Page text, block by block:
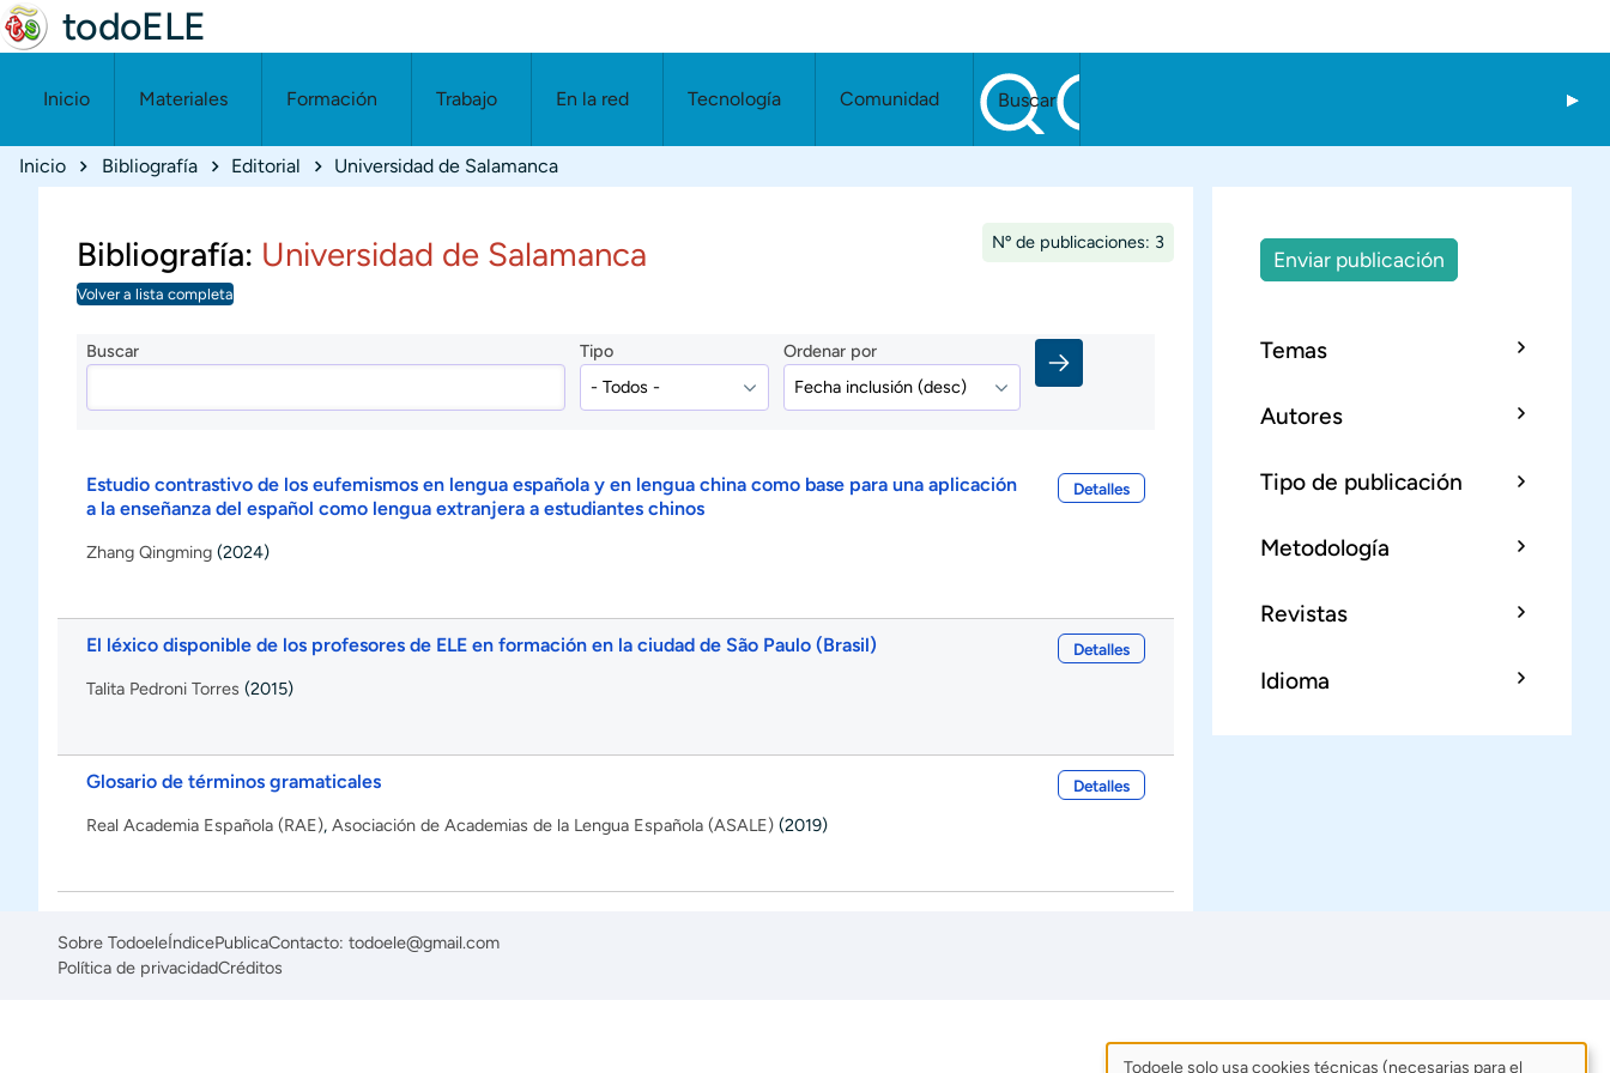
todoELE
Inicio Materiales Formación Trabajo En la red Tecnología Comunidad Buscar
Ruta de navegación
Inicio Bibliografía Editorial Universidad de Salamanca
Bibliografía: Universidad de Salamanca Nº de publicaciones: 3
Volver a lista completa
Buscar Tipo Ordenar por
Estudio contrastivo de los eufemismos en lengua española y en lengua china como base para una aplicación
a la enseñanza del español como lengua extranjera a estudiantes chinos
Zhang Qingming (2024)
Detalles
El léxico disponible de los profesores de ELE en formación en la ciudad de São Paulo (Brasil)
Talita Pedroni Torres (2015)
Detalles
Glosario de términos gramaticales
Real Academia Española (RAE), Asociación de Academias de la Lengua Española (ASALE) (2019)
Detalles
Enviar publicación
Temas
Autores
Tipo de publicación
Metodología
Revistas
Idioma
Sobre TodoeleÍndicePublicaContacto: todoele@gmail.com
Política de privacidadCréditos
Todoele solo usa cookies técnicas (necesarias para el